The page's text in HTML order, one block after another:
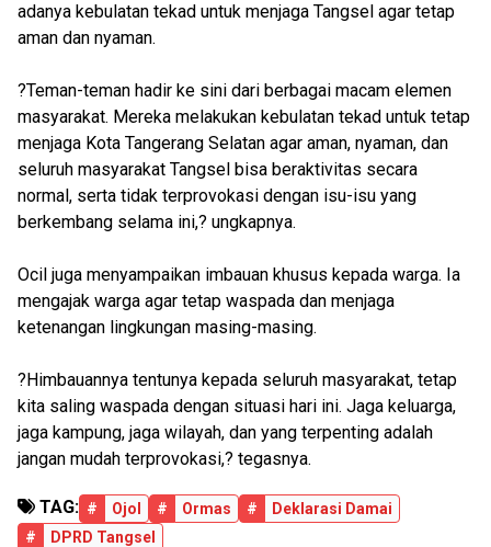
adanya kebulatan tekad untuk menjaga Tangsel agar tetap
aman dan nyaman.
?Teman-teman hadir ke sini dari berbagai macam elemen
masyarakat. Mereka melakukan kebulatan tekad untuk tetap
menjaga Kota Tangerang Selatan agar aman, nyaman, dan
seluruh masyarakat Tangsel bisa beraktivitas secara
normal, serta tidak terprovokasi dengan isu-isu yang
berkembang selama ini,? ungkapnya.
Ocil juga menyampaikan imbauan khusus kepada warga. Ia
mengajak warga agar tetap waspada dan menjaga
ketenangan lingkungan masing-masing.
?Himbauannya tentunya kepada seluruh masyarakat, tetap
kita saling waspada dengan situasi hari ini. Jaga keluarga,
jaga kampung, jaga wilayah, dan yang terpenting adalah
jangan mudah terprovokasi,? tegasnya.
TAG: # Ojol # Ormas #
Deklarasi Damai
#
DPRD Tangsel